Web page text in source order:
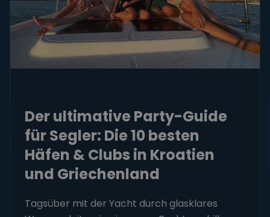
Der ultimative Party-Guide
für Segler: Die 10 besten
Häfen & Clubs in Kroatien
und Griechenland
Tagsüber mit der Yacht durch glasklares